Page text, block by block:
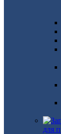
для